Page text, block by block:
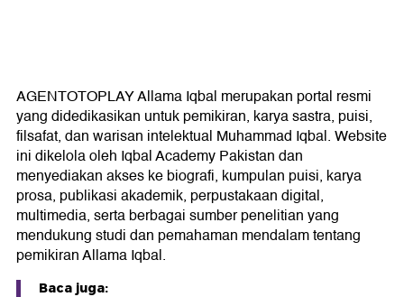
AGENTOTOPLAY Allama Iqbal merupakan portal resmi
yang didedikasikan untuk pemikiran, karya sastra, puisi,
filsafat, dan warisan intelektual Muhammad Iqbal. Website
ini dikelola oleh Iqbal Academy Pakistan dan
menyediakan akses ke biografi, kumpulan puisi, karya
prosa, publikasi akademik, perpustakaan digital,
multimedia, serta berbagai sumber penelitian yang
mendukung studi dan pemahaman mendalam tentang
pemikiran Allama Iqbal.
Baca juga: